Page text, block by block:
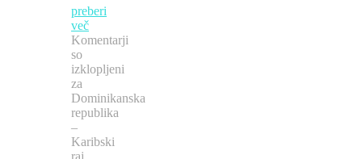
preberi
več
Komentarji
so
izklopljeni
za
Dominikanska
republika
–
Karibski
raj